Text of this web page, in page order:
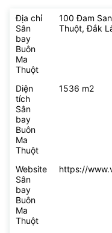
Địa chỉ
Sân
bay
Buôn
Ma
Thuột
100 Đam
Thuột, Đắk
Diện
tích
Sân
bay
Buôn
Ma
Thuột
1536 m2
Website
Sân
bay
Buôn
Ma
Thuột
https://